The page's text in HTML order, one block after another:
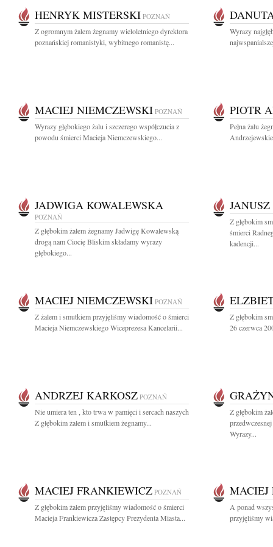
HENRYK MISTERSKI POZNAŃ
Z ogromnym żalem żegnamy wieloletniego dyrektora
poznańskiej romanistyki, wybitnego romanistę...
Wyrazy
MACIEJ NIEMCZEWSKI POZNAŃ
Wyrazy głębokiego żalu i szczerego współczucia z
powodu śmierci Macieja Niemczewskiego...
PIOTR
Pełna żalu
JADWIGA KOWALEWSKA
POZNAŃ
Z głębokim żalem żegnamy Jadwigę Kowalewską
drogą nam Ciocię Bliskim składamy wyrazy
głębokiego...
Z głębokim
śmierci
kadencji...
MACIEJ NIEMCZEWSKI POZNAŃ
Z żalem i smutkiem przyjęliśmy wiadomość o śmierci
Macieja Niemczewskiego Wiceprezesa Kancelarii...
Z głębokim
26 czerwca
ANDRZEJ KARKOSZ POZNAŃ
Nie umiera ten , kto trwa w pamięci i sercach naszych
Z głębokim żalem i smutkiem żegnamy...
Z głębokim
Wyrazy...
MACIEJ FRANKIEWICZ POZNAŃ
Z głębokim żalem przyjęliśmy wiadomość o śmierci
Macieja Frankiewicza Zastępcy Prezydenta Miasta...
MACIEJ
A ponad
przyjęliśmy